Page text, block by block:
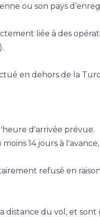
ou son pays
liée à des
en dehors de la
d'arrivée prévue.
14 jours à
refusé en
distance du vol, et